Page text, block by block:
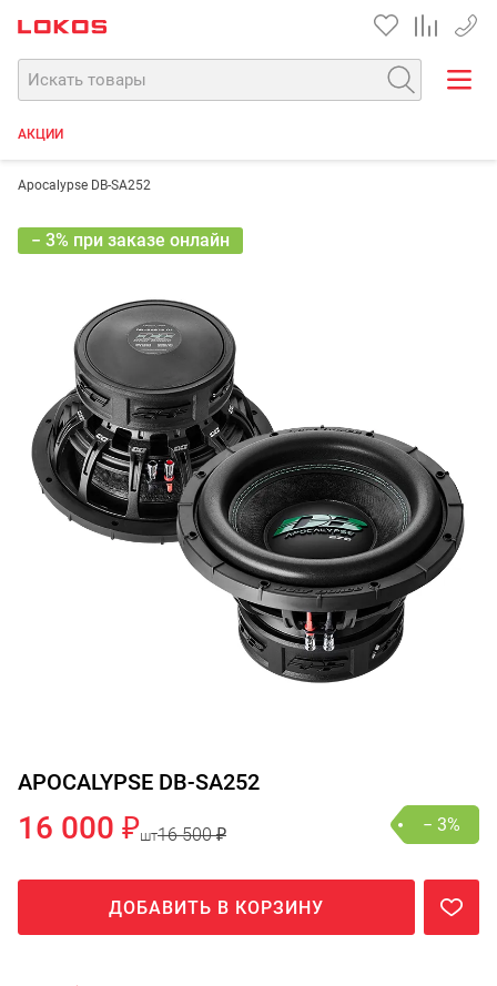
+7
АКЦИИ
Apocalypse DB-SA252
− 3% при заказе онлайн
APOCALYPSE DB-SA252
16 000 ₽шт16 500 ₽ − 3%
ДОБАВИТЬ В КОРЗИНУ